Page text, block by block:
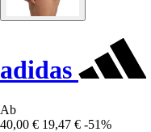
adidas
Ab
40,00 € 19,47 € -51%